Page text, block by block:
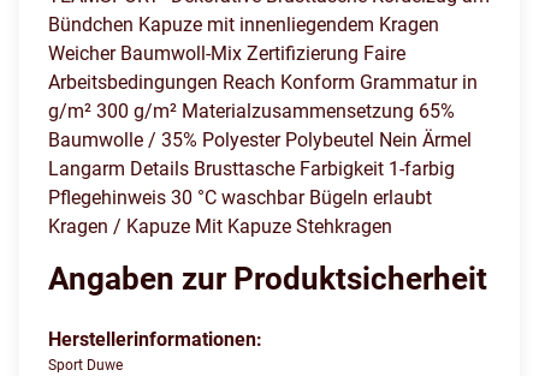
Bündchen Kapuze mit innenliegendem Kragen
Weicher Baumwoll-Mix Zertifizierung Faire
Arbeitsbedingungen Reach Konform Grammatur in
g/m² 300 g/m² Materialzusammensetzung 65%
Baumwolle / 35% Polyester Polybeutel Nein Ärmel
Langarm Details Brusttasche Farbigkeit 1-farbig
Pflegehinweis 30 °C waschbar Bügeln erlaubt
Kragen / Kapuze Mit Kapuze Stehkragen
Angaben zur Produktsicherheit
Herstellerinformationen:
Sport Duwe